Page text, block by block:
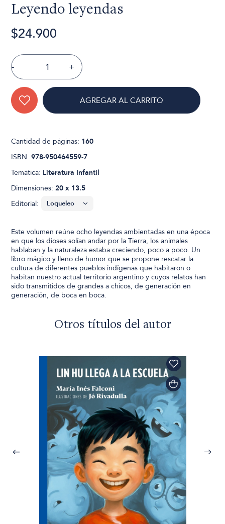
Leyendo leyendas
$24.900
- +
AGREGAR AL CARRITO
Cantidad de páginas: 160
ISBN:978-950464559-7
Temática: Literatura Infantil
Dimensiones:20 x 13.5
Editorial:
Este volumen reúne ocho leyendas ambientadas en una época
en que los dioses solían andar por la Tierra, los animales
hablaban y la naturaleza estaba creciendo, poco a poco. Un
libro mágico y lleno de humor que se propone rescatar la
cultura de diferentes pueblos indígenas que habitaron o
habitan nuestro actual territorio argentino y cuyos relatos han
sido transmitidos de grandes a chicos, de generación en
generación, de boca en boca.
Otros títulos del autor